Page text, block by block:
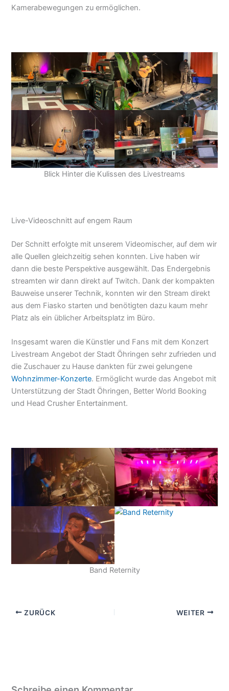
Kamerabewegungen zu ermöglichen.
Blick Hinter die Kulissen des Livestreams
Live-Videoschnitt auf engem Raum
Der Schnitt erfolgte mit unserem Videomischer, auf dem wir
alle Quellen gleichzeitig sehen konnten. Live haben wir
dann die beste Perspektive ausgewählt. Das Endergebnis
streamten wir dann direkt auf Twitch. Dank der kompakten
Bauweise unserer Technik, konnten wir den Stream direkt
aus dem Fiasko starten und benötigten dazu kaum mehr
Platz als ein üblicher Arbeitsplatz im Büro.
Insgesamt waren die Künstler und Fans mit dem Konzert
Livestream Angebot der Stadt Öhringen sehr zufrieden und
die Zuschauer zu Hause dankten für zwei gelungene
Wohnzimmer-Konzerte. Ermöglicht wurde das Angebot mit
Unterstützung der Stadt Öhringen, Better World Booking
und Head Crusher Entertainment.
Band Reternity
ZURÜCK WEITER